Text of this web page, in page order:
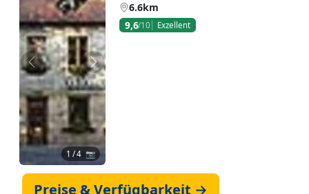
Zurück Weiter
1 / 4 📷
6.6km
9,6/10 Exzellent
Preise & Verfügbarkeit →